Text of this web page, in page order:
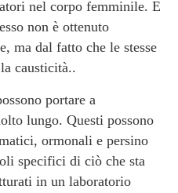
nel corpo femminile. E
non è ottenuto
ma dal fatto che le stesse
causticità..
portare a
lungo. Questi possono
ormonali e persino
specifici di ciò che sta
in un laboratorio